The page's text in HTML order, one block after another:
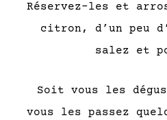
Réservez-les et
citron, d’un peu
salez et
Soit vous les
vous les passez